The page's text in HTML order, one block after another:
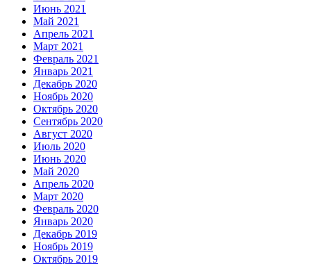
Июнь 2021
Май 2021
Апрель 2021
Март 2021
Февраль 2021
Январь 2021
Декабрь 2020
Ноябрь 2020
Октябрь 2020
Сентябрь 2020
Август 2020
Июль 2020
Июнь 2020
Май 2020
Апрель 2020
Март 2020
Февраль 2020
Январь 2020
Декабрь 2019
Ноябрь 2019
Октябрь 2019